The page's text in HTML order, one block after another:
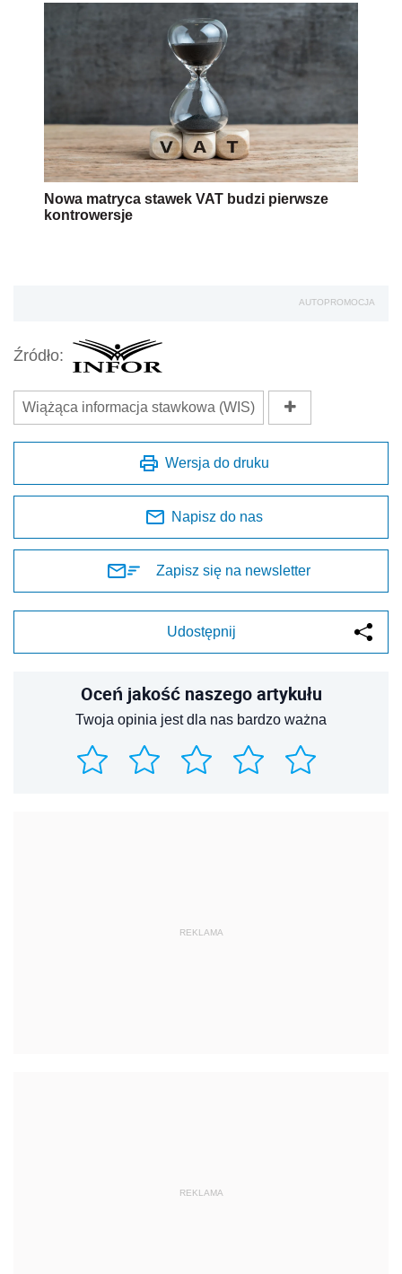
Nowa matryca stawek VAT budzi pierwsze
kontrowersje
AUTOPROMOCJA
Źródło:
Wiążąca informacja stawkowa (WIS)
Wersja do druku
Napisz do nas
Zapisz się na newsletter
Udostępnij
Oceń jakość naszego artykułu
Twoja opinia jest dla nas bardzo ważna
REKLAMA
REKLAMA